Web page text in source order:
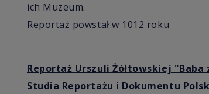
ich Muzeum.
Reportaż powstał w 1012 roku
Reportaż Urszuli Żółtowskiej
Studia Reportażu i Dokumentu